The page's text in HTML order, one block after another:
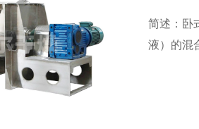
简述：卧
液）的混